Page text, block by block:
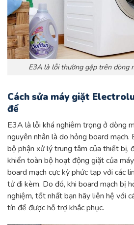
E3A là lỗi thường gặp trên dòng
Cách sửa máy giặt
để
E3A là lỗi khá nghiêm trọng ở dòng
nguyên nhân là do hỏng board mạch.
bộ phận xử lý trung tâm của thiết bị,
khiển toàn bộ hoạt động giặt của
board mạch cực kỳ phức tạp với các
tử đi kèm. Do đó, khi board mạch bị
nghiệm, tốt nhất bạn hãy liên hệ với
tín để được hỗ trợ khắc phục.